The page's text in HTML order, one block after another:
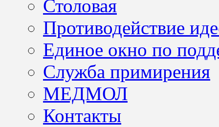
Столовая
Противодействие
Единое окно по
Служба примирения
МЕДМОЛ
Контакты